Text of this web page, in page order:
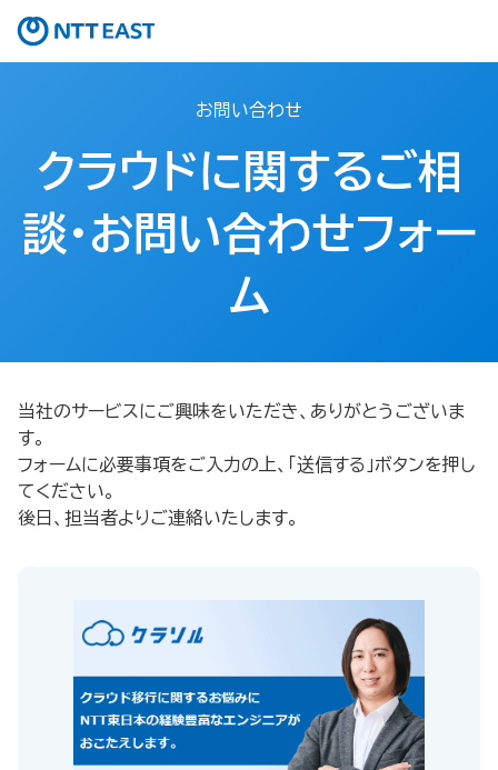
お問い合わせ
クラウドに関するご相
談・お問い合わせフォー
ム
当社のサービスにご興味をいただき、ありがとうございま
す。
フォームに必要事項をご入力の上、「送信する」ボタンを押し
てください。
後日、担当者よりご連絡いたします。